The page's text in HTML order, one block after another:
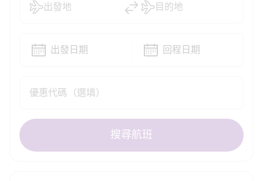
優惠代碼（選填）
出發地 目的地
出發日期 回程日期
搜尋航班